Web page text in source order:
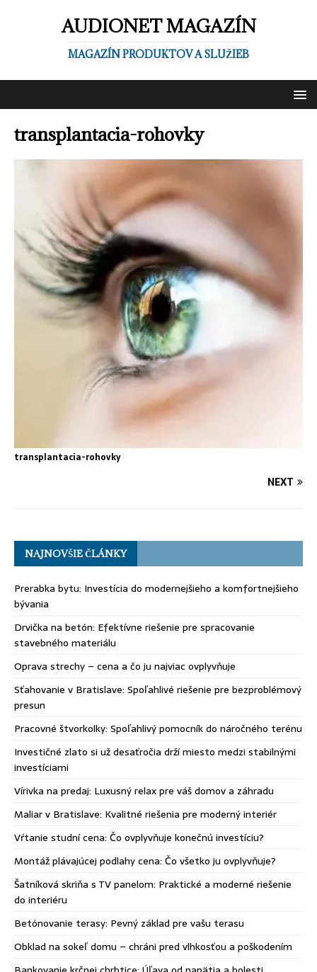
AUDIONET MAGAZÍN
MAGAZÍN PRODUKTOV A SLUŽIEB
transplantacia-rohovky
transplantacia-rohovky
NEXT
NAJNOVŠIE ČLÁNKY
Prerabka bytu: Investícia do modernejšieho a komfortnejšieho
bývania
Drvička na betón: Efektívne riešenie pre spracovanie
stavebného materiálu
Oprava strechy – cena a čo ju najviac ovplyvňuje
Sťahovanie v Bratislave: Spoľahlivé riešenie pre bezproblémový
presun
Pracovné štvorkolky: Spoľahlivý pomocník do náročného terénu
Investičné zlato si už desaťročia drží miesto medzi stabilnými
investíciami
Vírivka na predaj: Luxusný relax pre váš domov a záhradu
Maliar v Bratislave: Kvalitné riešenia pre moderný interiér
Vŕtanie studní cena: Čo ovplyvňuje konečnú investíciu?
Montáž plávajúcej podlahy cena: Čo všetko ju ovplyvňuje?
Šatníková skriňa s TV panelom: Praktické a moderné riešenie
do interiéru
Betónovanie terasy: Pevný základ pre vašu terasu
Obklad na sokeľ domu – chráni pred vlhkosťou a poškodením